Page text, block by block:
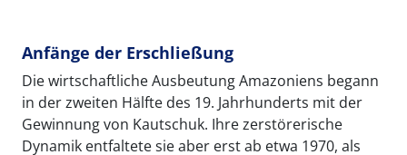
Anfänge der Erschließung
Die wirtschaftliche Ausbeutung Amazoniens begann
in der zweiten Hälfte des 19. Jahrhunderts mit der
Gewinnung von Kautschuk. Ihre zerstörerische
Dynamik entfaltete sie aber erst ab etwa 1970, als